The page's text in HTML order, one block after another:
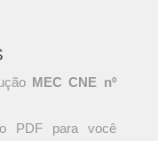
MEC CNE nº
PDF para você